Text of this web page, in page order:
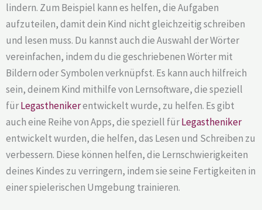
lindern. Zum Beispiel kann es helfen, die Aufgaben
aufzuteilen, damit dein Kind nicht gleichzeitig schreiben
und lesen muss. Du kannst auch die Auswahl der Wörter
vereinfachen, indem du die geschriebenen Wörter mit
Bildern oder Symbolen verknüpfst. Es kann auch hilfreich
sein, deinem Kind mithilfe von Lernsoftware, die speziell
fürLegasthenikerentwickelt wurde, zu helfen. Es gibt
auch eine Reihe von Apps, die speziell fürLegastheniker
entwickelt wurden, die helfen, das Lesen und Schreiben zu
verbessern. Diese können helfen, die Lernschwierigkeiten
deines Kindes zu verringern, indem sie seine Fertigkeiten in
einer spielerischen Umgebung trainieren.